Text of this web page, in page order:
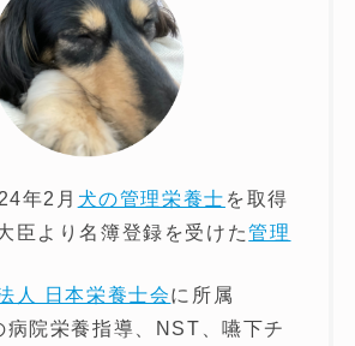
年2月 犬の管理栄養士 を取得
臣より名簿登録を受けた管理
人 日本栄養士会に所属
病院栄養指導、NST、嚥下チ